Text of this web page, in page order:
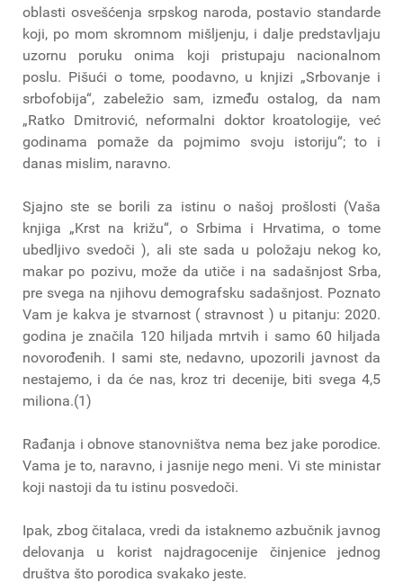
oblasti osvešćenja srpskog naroda, postavio standarde
koji, po mom skromnom mišljenju, i dalje predstavljaju
uzornu poruku onima koji pristupaju nacionalnom
poslu. Pišući o tome, poodavno, u knjizi „Srbovanje i
srbofobija“, zabeležio sam, između ostalog, da nam
„Ratko Dmitrović, neformalni doktor kroatologije, već
godinama pomaže da pojmimo svoju istoriju“; to i
danas mislim, naravno.
Sjajno ste se borili za istinu o našoj prošlosti (Vaša
knjiga „Krst na križu“, o Srbima i Hrvatima, o tome
ubedljivo svedoči ), ali ste sada u položaju nekog ko,
makar po pozivu, može da utiče i na sadašnjost Srba,
pre svega na njihovu demografsku sadašnjost. Poznato
Vam je kakva je stvarnost ( stravnost ) u pitanju: 2020.
godina je značila 120 hiljada mrtvih i samo 60 hiljada
novorođenih. I sami ste, nedavno, upozorili javnost da
nestajemo, i da će nas, kroz tri decenije, biti svega 4,5
miliona.(1)
Rađanja i obnove stanovništva nema bez jake porodice.
Vama je to, naravno, i jasnije nego meni. Vi ste ministar
koji nastoji da tu istinu posvedoči.
Ipak, zbog čitalaca, vredi da istaknemo azbučnik javnog
delovanja u korist najdragocenije činjenice jednog
društva što porodica svakako jeste.